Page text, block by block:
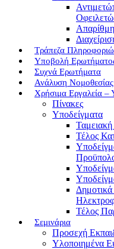
Τράπεζα
Υποβολή
Συχνά Ερωτήματα
Ανάλυση Νομοθεσίας
Χρήσιμα Εργαλεία –
Πίνακες
Υποδείγματα
Ταμειακή
Τέλος
Τέλος
Σεμινάρια
Προσεχή
Υλοποιημένα